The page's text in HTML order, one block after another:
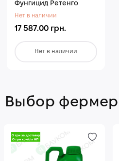
Фунгицид Ретенго
Нет в наличии
17 587.00 грн.
Нет в наличии
Выбор